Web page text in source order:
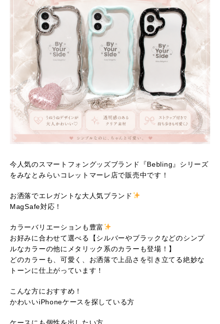
今人気のスマートフォングッズブランド『Bebling』シリーズ
をみなとみらいコレットマーレ店で販売中です！
お洒落でエレガントな大人気ブランド
MagSafe対応！
カラーバリエーションも豊富
お好みに合わせて選べる【シルバーやブラックなどのシンプ
ルなカラーの他にメタリック系のカラーも登場！】
どのカラーも、可愛く、お洒落で上品さを引き立てる絶妙な
トーンに仕上がっています！
こんな方におすすめ！
かわいいiPhoneケースを探している方
ケースにも個性を出したい方